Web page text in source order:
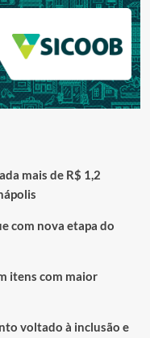
mais de R$ 1,2
com nova etapa do
itens com maior
voltado à inclusão e